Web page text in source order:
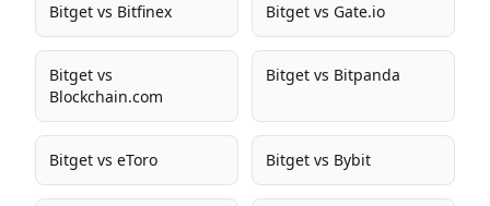
Bitget vs Bitfinex Bitget vs Gate.io
Bitget vs
Blockchain.com
Bitget vs Bitpanda
Bitget vs eToro Bitget vs Bybit